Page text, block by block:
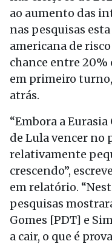
ao aumento das
nas pesquisas
americana de
chance entre
em primeiro
atrás.
“Embora a
de Lula vencer
relativamente
crescendo”,
em relatório.
pesquisas
Gomes [PDT] e
a cair, o que é